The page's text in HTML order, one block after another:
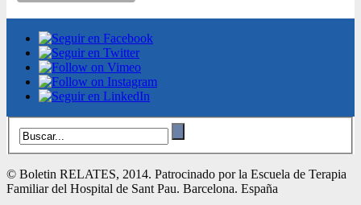
© Boletin RELATES, 2014. Patrocinado por la Escuela de Terapia
Familiar del Hospital de Sant Pau. Barcelona. España